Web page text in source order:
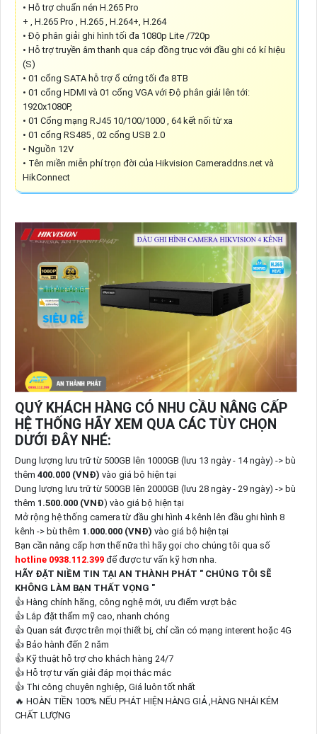
• Hỗ trợ chuẩn nén H.265 Pro
+ , H.265 Pro , H.265 , H.264+, H.264
• Độ phân giải ghi hình tối đa 1080p Lite /720p
• Hỗ trợ truyền âm thanh qua cáp đồng trục với đầu ghi có kí hiệu
(S)
• 01 cổng SATA hỗ trợ ổ cứng tối đa 8TB
• 01 cổng HDMI và 01 cổng VGA với Độ phân giải lên tới:
1920x1080P,
• 01 Cổng mạng RJ45 10/100/1000 , 64 kết nối từ xa
• 01 cổng RS485 , 02 cổng USB 2.0
• Nguồn 12V
• Tên miền miễn phí trọn đời của Hikvision Cameraddns.net và
HikConnect
QUÝ KHÁCH HÀNG CÓ NHU CẦU NÂNG CẤP
HỆ THỐNG HÃY XEM QUA CÁC TÙY CHỌN
DƯỚI ĐÂY NHÉ:
Dung lượng lưu trữ từ 500GB lên 1000GB (lưu 13 ngày - 14 ngày) -> bù
thêm 400.000 (VNĐ) vào giá bộ hiện tại
Dung lượng lưu trữ từ 500GB lên 2000GB (lưu 28 ngày - 29 ngày) -> bù
thêm 1.500.000 (VNĐ) vào giá bộ hiện tại
Mở rộng hệ thống camera từ đầu ghi hình 4 kênh lên đầu ghi hình 8
kênh -> bù thêm 1.000.000 (VNĐ) vào giá bộ hiện tại
Bạn cần nâng cấp hơn thế nữa thì hãy gọi cho chúng tôi qua số
hotline 0938.112.399 để được tư vấn kỹ hơn nha.
HÃY ĐẶT NIỀM TIN TẠI AN THÀNH PHÁT " CHÚNG TÔI SẼ
KHÔNG LÀM BẠN THẤT VỌNG "
👍 Hàng chính hãng, công nghệ mới, ưu điểm vượt bậc
👍 Lắp đặt thẩm mỹ cao, nhanh chóng
👍 Quan sát được trên mọi thiết bị, chỉ cần có mạng interent hoặc 4G
👍 Bảo hành đến 2 năm
👍 Kỹ thuật hỗ trợ cho khách hàng 24/7
👍 Hỗ trợ tư vấn giải đáp mọi thắc mắc
👍 Thi công chuyên nghiệp, Giá luôn tốt nhất
🔥 HOÀN TIỀN 100% NẾU PHÁT HIỆN HÀNG GIẢ ,HÀNG NHÁI KÉM
CHẤT LƯỢNG